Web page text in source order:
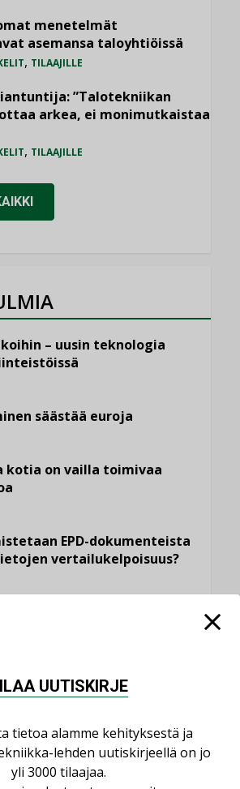
menetelmät
asemansa taloyhtiöissä
, TILAAJILLE
”Talotekniikan
arkea, ei monimutkaistaa
, TILAAJILLE
– uusin teknologia
säästää euroja
kotia on vailla toimivaa
EPD-dokumenteista
vertailukelpoisuus?
UUTISKIRJE
tietoa alamme kehityksestä ja
lehden uutiskirjeellä on jo
yli 3000 tilaajaa.